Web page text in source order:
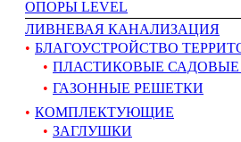
ОПОРЫ LEVEL
ЛИВНЕВАЯ КАНАЛИЗАЦИЯ
БЛАГОУСТРОЙСТВО
ПЛАСТИКОВЫЕ
ГАЗОННЫЕ РЕШЕТКИ
КОМПЛЕКТУЮЩИЕ
ЗАГЛУШКИ